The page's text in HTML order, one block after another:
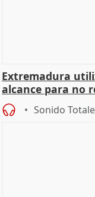
Extremadura
alcance para no
Sonido